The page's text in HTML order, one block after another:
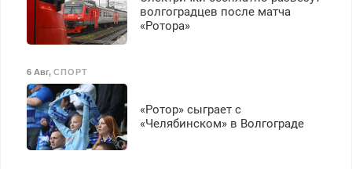
волгоградцев после матча
«Ротора»
6 Авг, СПОРТ
«Ротор» сыграет с
«Челябинском» в Волгограде